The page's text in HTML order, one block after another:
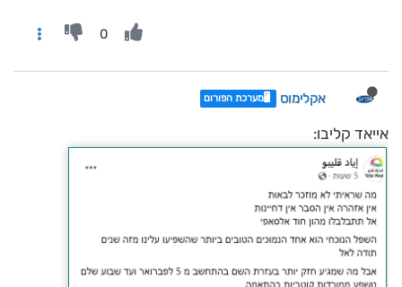
0
אקלימוס 🖥️מערכת הפורום
אייאד קליבו: